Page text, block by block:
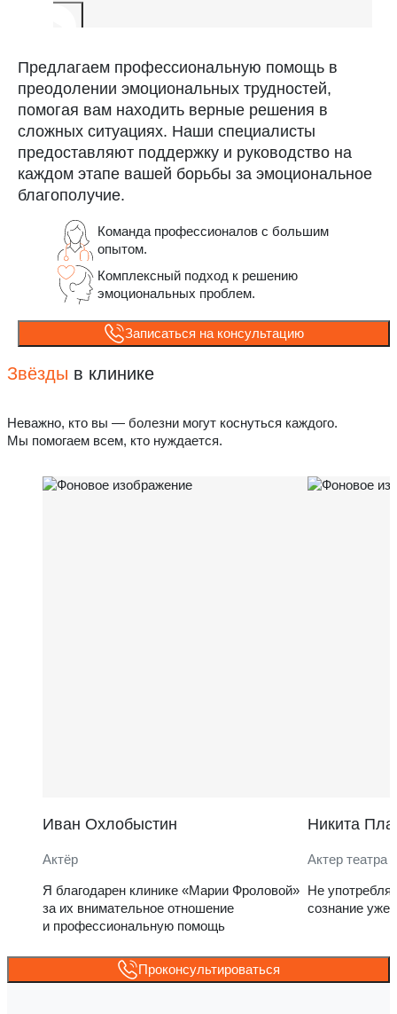
Предлагаем профессиональную помощь в
преодолении эмоциональных трудностей,
помогая вам находить верные решения в
сложных ситуациях. Наши специалисты
предоставляют поддержку и руководство на
каждом этапе вашей борьбы за эмоциональное
благополучие.
Команда профессионалов с большим
опытом.
Комплексный подход к решению
эмоциональных проблем.
Записаться на консультацию
Звёзды в клинике
Неважно, кто вы — болезни могут коснуться каждого.
Мы помогаем всем, кто нуждается.
Иван Охлобыстин
Актёр
Я благодарен клинике «Марии Фроловой»
за их внимательное отношение
и профессиональную помощь
Никита
Актер театра
Не
сознание уже
Проконсультироваться